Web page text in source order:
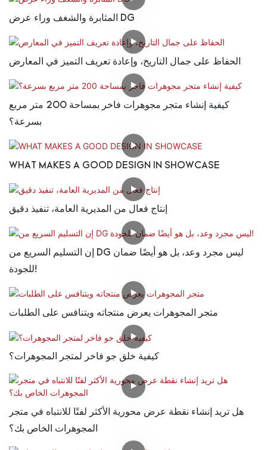
المثابرة والشغف وراء عرض DG
الحفاظ على جمال التاريخ، وإعادة تعريف التميز في المعارض
كيفية إنشاء متجر مجوهرات فاخر بمساحة 200 متر مربع
بسرعة؟
WHAT MAKES A GOOD DESIGN IN SHOWCASE
إنتاج فعال من المديرية العامة، تنفيذ دقيق
إن التسليم السريع من DG ليس مجرد وعد، بل هو أيضًا ضمان
للجودة!
متجر المجوهرات يعرض منتجاته ويتنافس على الطلبات
كيفية خلق جو فاخر لمتجر المجوهرات؟
هل تريد إنشاء نقطة عرض محورية الأكثر لفتًا للانتباه في متجر
المجوهرات الخاص بك؟